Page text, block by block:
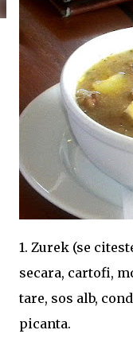
1. Zurek (se
secara, cartofi,
tare, sos alb,
picanta.